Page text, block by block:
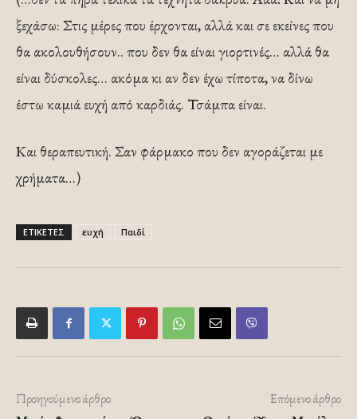
ξεχάσω: Στις μέρες που έρχονται, αλλά και σε εκείνες που
θα ακολουθήσουν.. που δεν θα είναι γιορτινές… αλλά θα
είναι δύσκολες… ακόμα κι αν δεν έχω τίποτα, να δίνω
έστω καμιά ευχή από καρδιάς. Τσάμπα είναι.
Και θεραπευτική. Σαν φάρμακο που δεν αγοράζεται με
χρήματα…)
ΕΤΙΚΕΤΕΣ ευχή Παιδί
Προηγούμενο άρθρο Επόμενο άρθρο